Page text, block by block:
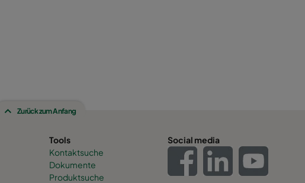
Zurück zum Anfang
Tools
Kontaktsuche
Dokumente
Produktsuche
Social media